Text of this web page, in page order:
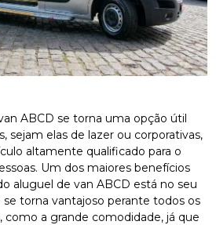
ABCD se torna uma opção útil
sejam elas de lazer ou corporativas,
altamente qualificado para o
Um dos maiores benefícios
aluguel de van ABCD está no seu
torna vantajoso perante todos os
como a grande comodidade, já que